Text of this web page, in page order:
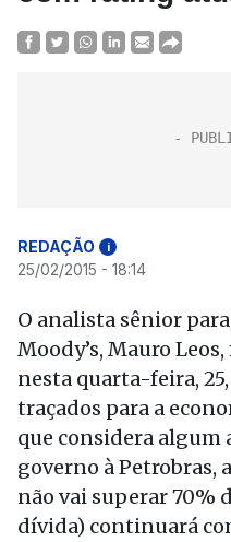
REDAÇÃO i
25/02/2015 - 18:14
O analista sênior
Moody’s, Mauro
nesta quarta-feira,
traçados para a
que considera algum
governo à Petrobras,
não vai superar 70%
dívida) continuará